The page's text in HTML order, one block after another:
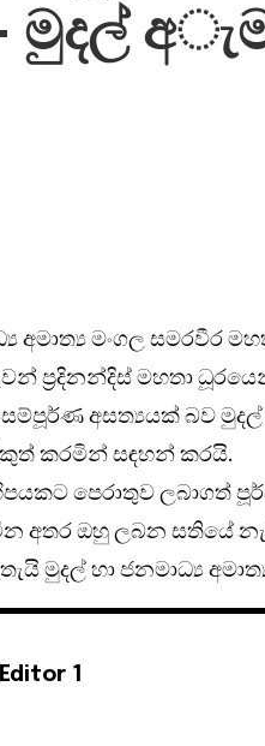
මුදල්
අමාත්‍ය මංගල සමරවීර
ප්‍රදිනන්දිස් මහතා
සම්පූර්ණ අසත්‍යයක් බව මුදල්
කරමින් සඳහන් කරයි.
පෙරාතුව ලබාගත්
අතර ඔහු ලබන සතියේ
මුදල් හා ජනමාධ්‍ය
Editor 1